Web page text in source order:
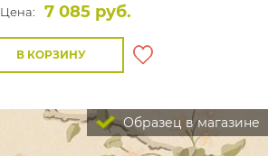
Цена:
7 085 руб.
В КОРЗИНУ
Образец в магазине